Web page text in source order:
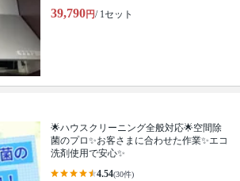
39,790円/ 1セット
🌟ハウスクリーニング全般対応🌟空間除
菌のプロ✨お客さまに合わせた作業✨エコ
洗剤使用で安心✨
4.54(30件)